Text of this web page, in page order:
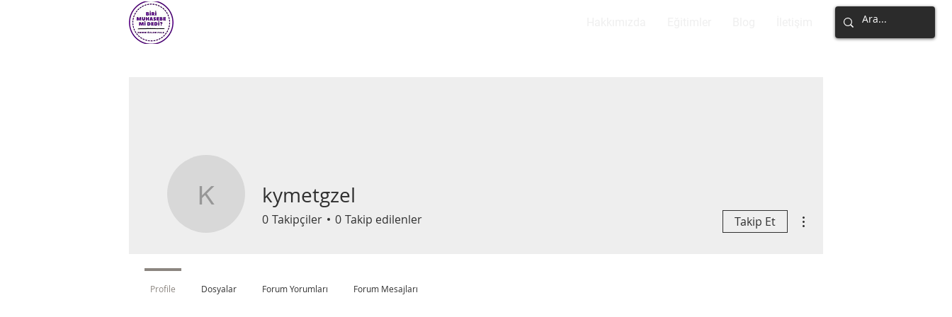
kymetgzel
kymetgzel
0 Takipçiler 0 Takip edilenler Takip Et
Profile Dosyalar Forum Yorumları Forum Mesajları